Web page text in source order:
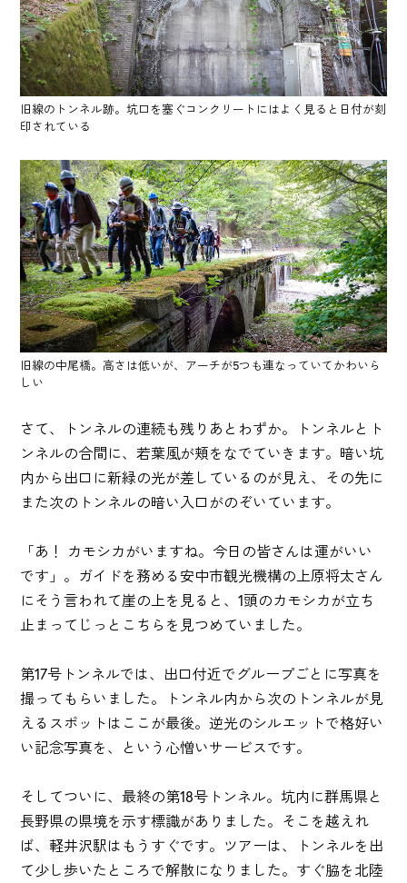
旧線のトンネル跡。坑口を塞ぐコンクリートにはよく見ると日付が刻
印されている
旧線の中尾橋。高さは低いが、アーチが5つも連なっていてかわいら
しい
さて、トンネルの連続も残りあとわずか。トンネルとト
ンネルの合間に、若葉風が頬をなでていきます。暗い坑
内から出口に新緑の光が差しているのが見え、その先に
また次のトンネルの暗い入口がのぞいています。
「あ！ カモシカがいますね。今日の皆さんは運がいい
です」。ガイドを務める安中市観光機構の上原将太さん
にそう言われて崖の上を見ると、1頭のカモシカが立ち
止まってじっとこちらを見つめていました。
第17号トンネルでは、出口付近でグループごとに写真を
撮ってもらいました。トンネル内から次のトンネルが見
えるスポットはここが最後。逆光のシルエットで格好い
い記念写真を、という心憎いサービスです。
そしてついに、最終の第18号トンネル。坑内に群馬県と
長野県の県境を示す標識がありました。そこを越えれ
ば、軽井沢駅はもうすぐです。ツアーは、トンネルを出
て少し歩いたところで解散になりました。すぐ脇を北陸